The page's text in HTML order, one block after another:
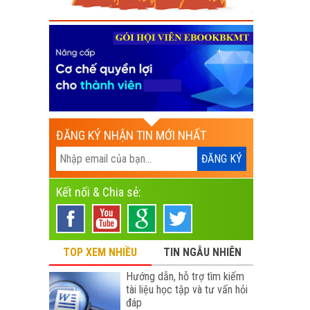
ĐĂNG KÝ NHẬN TIN MỚI NHẤT
Kết nối & Chia sẻ:
TOP XEM NHIỀU
TIN NGẪU NHIÊN
Hướng dẫn, hỗ trợ tìm kiếm
tài liệu học tập và tư vấn hỏi
đáp